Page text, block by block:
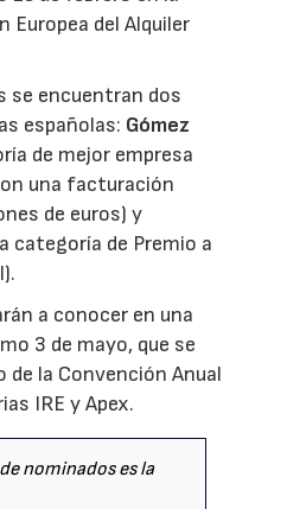
Europea del Alquiler
se encuentran dos
españolas: Gómez
de mejor empresa
una facturación
de euros) y
categoría de Premio a
a conocer en una
3 de mayo, que se
de la Convención Anual
IRE y Apex.
nominados es la